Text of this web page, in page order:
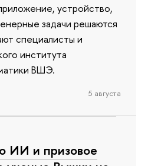
устройство,
задачи решаются
специалисты и
института
ВШЭ.
5 августа
ИИ и призовое